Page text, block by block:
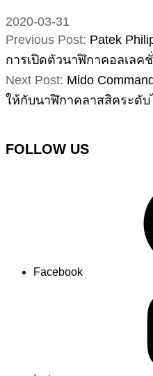
2020-03-31
Previous Post: Patek
การเปิดตัวนาฬิกาคอลเลค
Next Post: Mido
ให้กับนาฬิกาคลาสสิคระดั
FOLLOW US
Facebook